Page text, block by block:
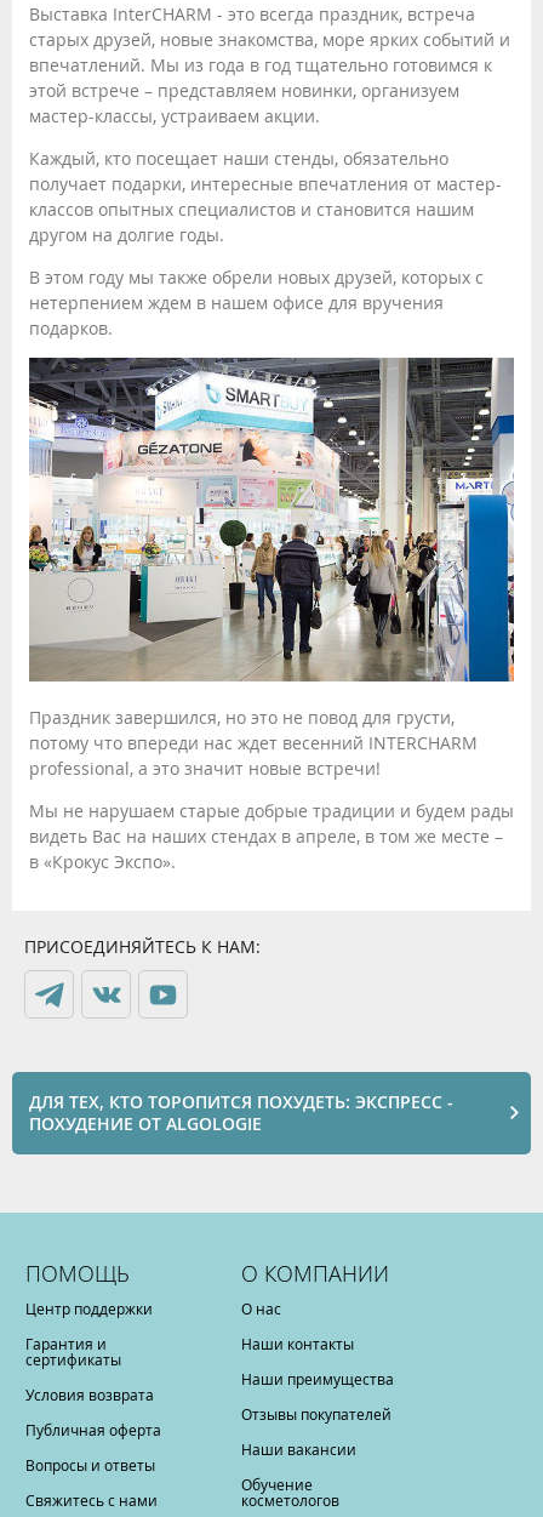
Выставка InterCHARM - это всегда праздник, встреча
старых друзей, новые знакомства, море ярких событий и
впечатлений. Мы из года в год тщательно готовимся к
этой встрече – представляем новинки, организуем
мастер-классы, устраиваем акции.
Каждый, кто посещает наши стенды, обязательно
получает подарки, интересные впечатления от мастер-
классов опытных специалистов и становится нашим
другом на долгие годы.
В этом году мы также обрели новых друзей, которых с
нетерпением ждем в нашем офисе для вручения
подарков.
Праздник завершился, но это не повод для грусти,
потому что впереди нас ждет весенний INTERCHARM
professional, а это значит новые встречи!
Мы не нарушаем старые добрые традиции и будем рады
видеть Вас на наших стендах в апреле, в том же месте –
в «Крокус Экспо».
ПРИСОЕДИНЯЙТЕСЬ К НАМ:
ДЛЯ ТЕХ, КТО ТОРОПИТСЯ ПОХУДЕТЬ: ЭКСПРЕСС -
ПОХУДЕНИЕ ОТ ALGOLOGIE
ПОМОЩЬ
Центр поддержки
Гарантия и
сертификаты
Условия возврата
Публичная оферта
Вопросы и ответы
Свяжитесь с нами
О КОМПАНИИ
О нас
Наши контакты
Наши преимущества
Отзывы покупателей
Наши вакансии
Обучение
косметологов